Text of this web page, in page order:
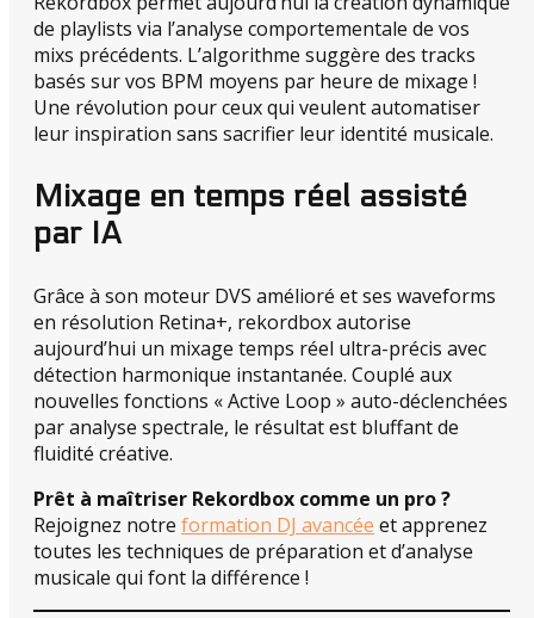
de playlists via l’analyse comportementale de vos
mixs précédents. L’algorithme suggère des tracks
basés sur vos BPM moyens par heure de mixage !
Une révolution pour ceux qui veulent automatiser
leur inspiration sans sacrifier leur identité musicale.
Mixage en temps réel assisté
par IA
Grâce à son moteur DVS amélioré et ses waveforms
en résolution Retina+, rekordbox autorise
aujourd’hui un mixage temps réel ultra-précis avec
détection harmonique instantanée. Couplé aux
nouvelles fonctions « Active Loop » auto-déclenchées
par analyse spectrale, le résultat est bluffant de
fluidité créative.
Prêt à maîtriser Rekordbox comme un pro ?
Rejoignez notre formation DJ avancée et apprenez
toutes les techniques de préparation et d’analyse
musicale qui font la différence !